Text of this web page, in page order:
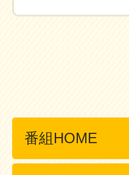
番組HOME